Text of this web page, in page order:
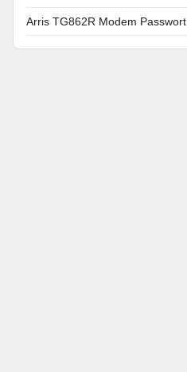
Arris TG862R Modem Passwort